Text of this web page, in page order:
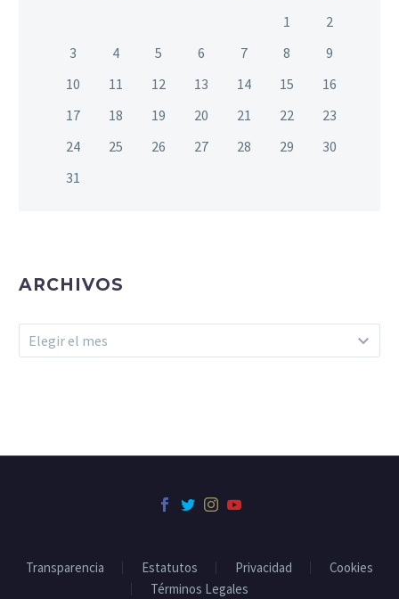
1
2
3
4 5 6 7 8
9
10
11 12 13 14 15
16
17
18 19 20 21 22
23
24
25 26 27 28 29
30
31
ARCHIVOS
Archivos
Elegir el mes
Transparencia Estatutos Privacidad
Cookies
Términos Legales